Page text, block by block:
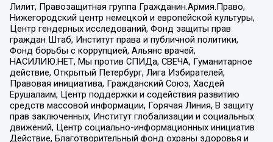
Лилит, Правозащитная группа Гражданин.Армия.Право,
Нижегородский центр немецкой и европейской культуры,
Центр гендерных исследований, Фонд защиты прав
граждан Штаб, Институт права и публичной политики,
Фонд борьбы с коррупцией, Альянс врачей,
НАСИЛИЮ.НЕТ, Мы против СПИДа, СВЕЧА, Гуманитарное
действие, Открытый Петербург, Лига Избирателей,
Правовая инициатива, Гражданский Союз, Хасдей
Ерушалаим, Центр поддержки и содействия развитию
средств массовой информации, Горячая Линия, В защиту
прав заключенных, Институт глобализации и социальных
движений, Центр социально-информационных инициатив
Действие, Благотворительный фонд охраны здоровья и